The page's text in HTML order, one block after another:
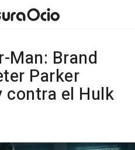
Man: Brand
Parker
contra el Hulk